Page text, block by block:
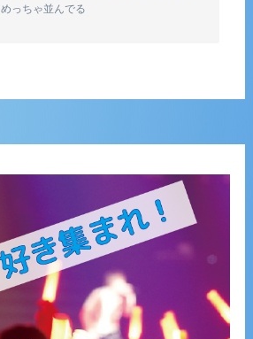
めっちゃ並んでる